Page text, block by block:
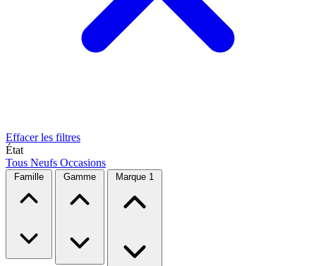
Effacer les filtres
État
Tous Neufs Occasions
Famille Gamme Marque 1